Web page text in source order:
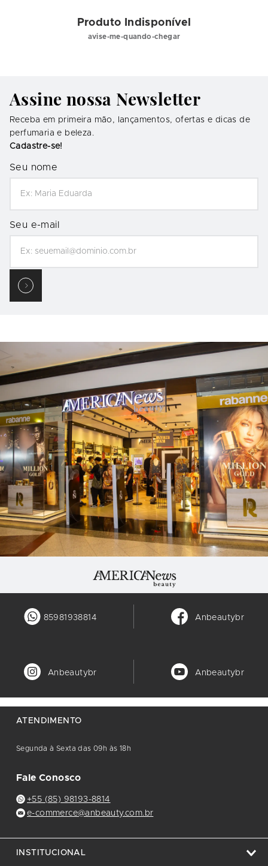
Produto Indisponível
avise-me-quando-chegar
Assine nossa Newsletter
Receba em primeira mão, lançamentos, ofertas e dicas de
perfumaria e beleza.
Cadastre-se!
Seu nome
Seu e-mail
85981938814 Anbeautybr
Anbeautybr Anbeautybr
ATENDIMENTO
Segunda à Sexta das 09h às 18h
Fale Conosco
+55 (85) 98193-8814
e-commerce@anbeauty.com.br
INSTITUCIONAL